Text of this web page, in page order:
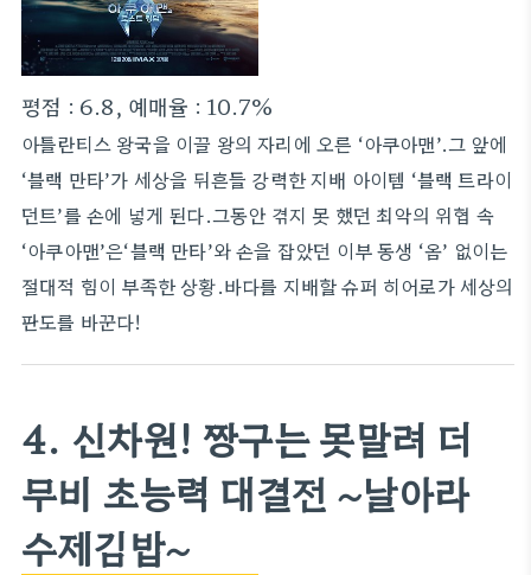
평점 : 6.8, 예매율 : 10.7%
아틀란티스 왕국을 이끌 왕의 자리에 오른 ‘아쿠아맨’.그 앞에
‘블랙 만타’가 세상을 뒤흔들 강력한 지배 아이템 ‘블랙 트라이
던트’를 손에 넣게 된다.그동안 겪지 못 했던 최악의 위협 속
‘아쿠아맨’은‘블랙 만타’와 손을 잡았던 이부 동생 ‘옴’ 없이는
절대적 힘이 부족한 상황.바다를 지배할 슈퍼 히어로가 세상의
판도를 바꾼다!
4. 신차원! 짱구는 못말려 더
무비 초능력 대결전 ~날아라
수제김밥~